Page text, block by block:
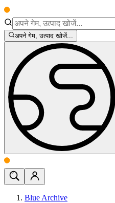
अपने गेम, उत्पाद खोजें...
Blue Archive